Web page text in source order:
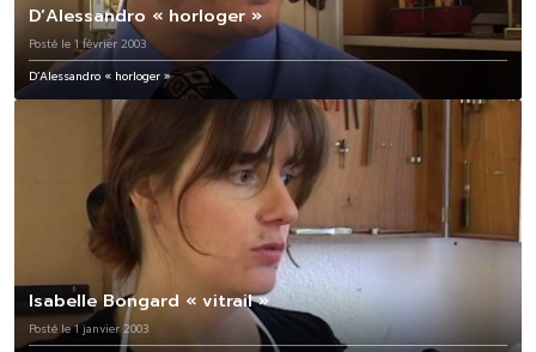
D’Alessandro « horloger »
Posté le 1 février 2003
D’Alessandro « horloger »
Isabelle Bongard « vitrail »
Posté le 1 janvier 2003